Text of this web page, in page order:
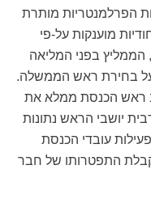
הפרלמנטריות מותרת
מוענקות על-פי
הממליץ בפני המליאה
על בחירת ראש הממשלה.
ראש הכנסת ממלא את
יושבי הראש נתונות
עובדי הכנסת
קבלת התפטרותו של חבר